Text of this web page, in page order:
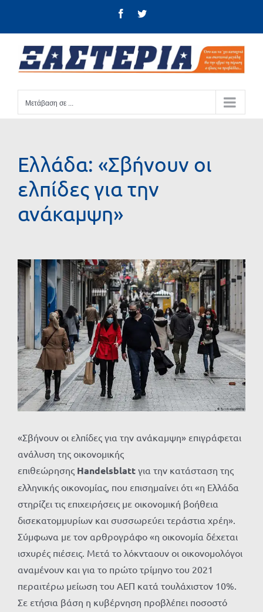
FacebookTwitter
Μετάβαση σε ...
Ελλάδα: «Σβήνουν οι
ελπίδες για την
ανάκαμψη»
Προβολή
μεγαλύτερης
εικόνας
«Σβήνουν οι ελπίδες για την ανάκαμψη» επιγράφεται
ανάλυση της οικονομικής
επιθεώρησης Handelsblatt για την κατάσταση της
ελληνικής οικονομίας, που επισημαίνει ότι «η Ελλάδα
στηρίζει τις επιχειρήσεις με οικονομική βοήθεια
δισεκατομμυρίων και συσσωρεύει τεράστια χρέη».
Σύμφωνα με τον αρθρογράφο «η οικονομία δέχεται
ισχυρές πιέσεις. Μετά το λόκνταουν οι οικονομολόγοι
αναμένουν και για το πρώτο τρίμηνο του 2021
περαιτέρω μείωση του ΑΕΠ κατά τουλάχιστον 10%.
Σε ετήσια βάση η κυβέρνηση προβλέπει ποσοστό